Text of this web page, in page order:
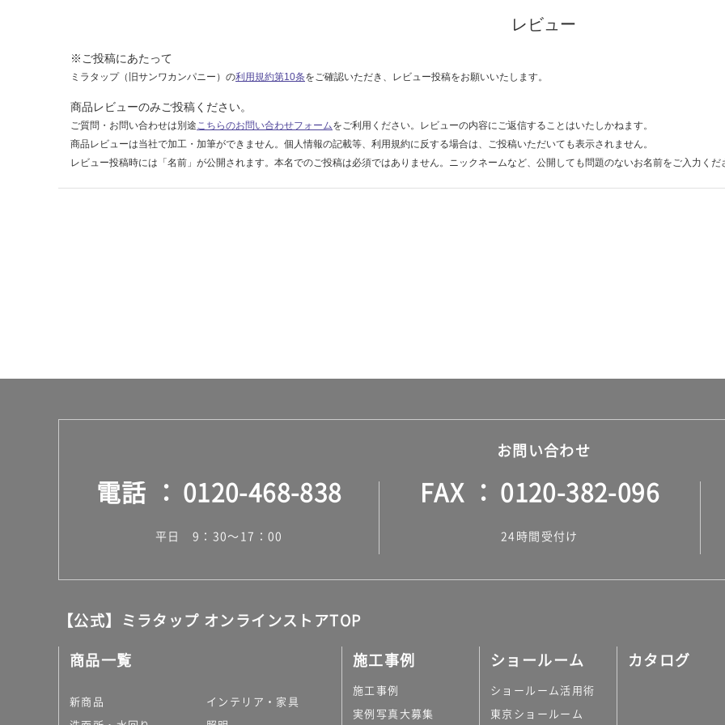
レビュー
※ご投稿にあたって
ミラタップ（旧サンワカンパニー）の利用規約第10条をご確認いただき、レビュー投稿をお願いいたします。
商品レビューのみご投稿ください。
ご質問・お問い合わせは別途こちらのお問い合わせフォームをご利用ください。レビューの内容にご返信することはいたしかねます。
商品レビューは当社で加工・加筆ができません。個人情報の記載等、利用規約に反する場合は、ご投稿いただいても表示されません。
レビュー投稿時には「名前」が公開されます。本名でのご投稿は必須ではありません。ニックネームなど、公開しても問題のないお名前をご入力くだ
お問い合わせ
電話 0120-468-838
平日 9：30～17：00
FAX 0120-382-096
24時間受付け
【公式】ミラタップ オンラインストアTOP
商品一覧
新商品
インテリア・家具
施工事例
施工事例
実例写真大募集
ショールーム
ショールーム活用術
東京ショールーム
カタログ